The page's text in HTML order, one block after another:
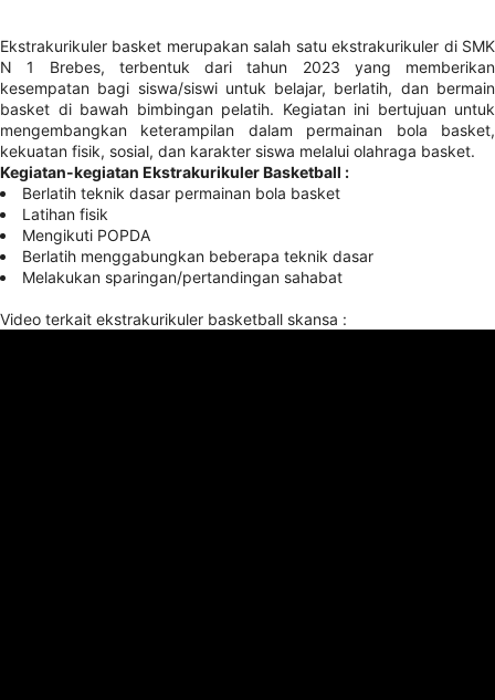
Ekstrakurikuler basket merupakan salah satu ekstrakurikuler di SMK
N 1 Brebes, terbentuk dari tahun 2023 yang memberikan
kesempatan bagi siswa/siswi untuk belajar, berlatih, dan bermain
basket di bawah bimbingan pelatih. Kegiatan ini bertujuan untuk
mengembangkan keterampilan dalam permainan bola basket,
kekuatan fisik, sosial, dan karakter siswa melalui olahraga basket.
Kegiatan-kegiatan Ekstrakurikuler Basketball :
Berlatih teknik dasar permainan bola basket
Latihan fisik
Mengikuti POPDA
Berlatih menggabungkan beberapa teknik dasar
Melakukan sparingan/pertandingan sahabat
Video terkait ekstrakurikuler basketball skansa :